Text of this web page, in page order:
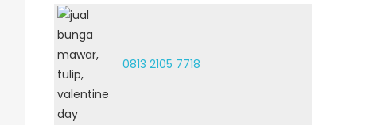
0813 2105 7718